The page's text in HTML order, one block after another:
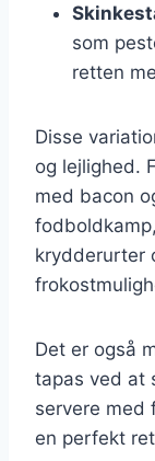
som
retten
Disse
og lejlighed.
med bacon
krydderurter
Det er også
tapas ved at
servere med
en perfekt